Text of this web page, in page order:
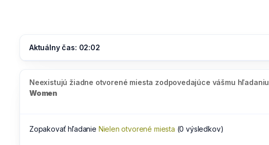
Aktuálny čas: 02:02
Neexistujú žiadne otvorené miesta zodpovedajúce vášmu hľadaniu
Women
Zopakovať hľadanie Nielen otvorené miesta (0 výsledkov)